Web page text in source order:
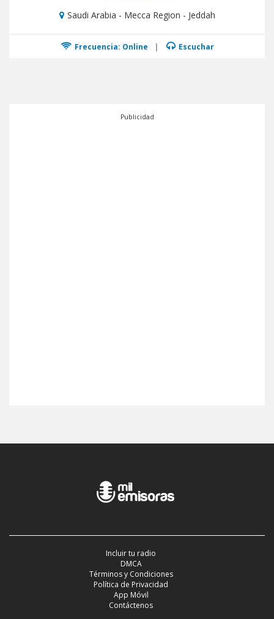
Saudi Arabia - Mecca Region - Jeddah
Frecuencia: Online | Escuchar
Publicidad
Incluir tu radio
DMCA
Términos y Condiciones
Política de Privacidad
App Móvil
Contáctenos